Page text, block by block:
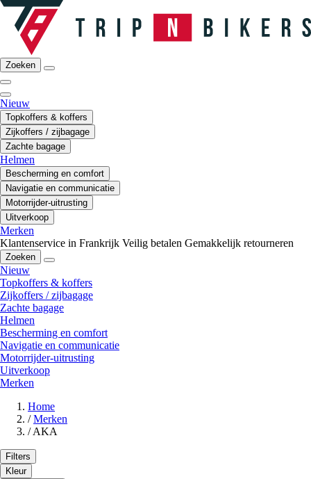
Zoeken
Nieuw
Topkoffers & koffers
Zijkoffers / zijbagage
Zachte bagage
Helmen
Bescherming en comfort
Navigatie en communicatie
Motorrijder-uitrusting
Uitverkoop
Merken
Klantenservice in Frankrijk Veilig betalen Gemakkelijk retourneren
Zoeken
Nieuw
Topkoffers & koffers
Zijkoffers / zijbagage
Zachte bagage
Helmen
Bescherming en comfort
Navigatie en communicatie
Motorrijder-uitrusting
Uitverkoop
Merken
Home
/ Merken
/ AKA
Filters
Kleur